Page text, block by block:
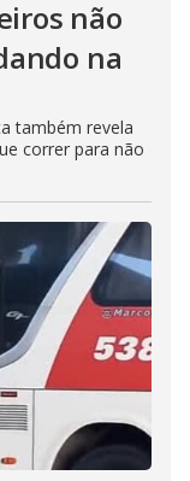
não
na
também revela
correr para não